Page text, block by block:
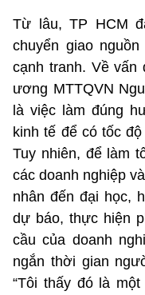
Từ lâu, TP HCM
chuyển giao
cạnh tranh. Về vấn
ương MTTQVN
là việc làm đúng
kinh tế để có tốc
Tuy nhiên, để làm
các doanh nghiệp
nhân đến đại học,
dự báo, thực hiện
cầu của doanh
ngắn thời gian
“Tôi thấy đó là